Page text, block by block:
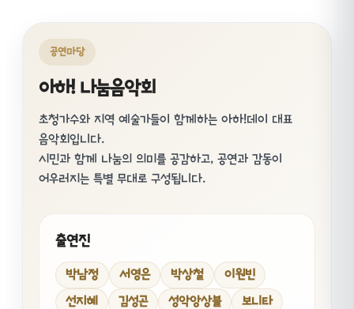
공연마당
아하! 나눔음악회
초청가수와 지역 예술가들이 함께하는 아하!데이 대표
음악회입니다.
시민과 함께 나눔의 의미를 공감하고, 공연과 감동이
어우러지는 특별 무대로 구성됩니다.
출연진
박남정 서영은 박상철
이원빈
선지혜
김성곤 성악앙상블 보니타